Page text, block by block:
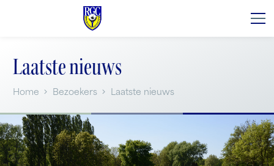
Laatste nieuws
Home Bezoekers Laatste nieuws